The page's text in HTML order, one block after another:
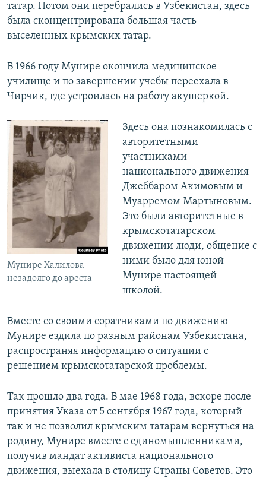
татар. Потом они перебрались в Узбекистан, здесь
была сконцентрирована большая часть
выселенных крымских татар.
В 1966 году Мунире окончила медицинское
училище и по завершении учебы переехала в
Чирчик, где устроилась на работу акушеркой.
Мунире Халилова
незадолго до ареста
Здесь она познакомилась с
авторитетными
участниками
национального движения
Джеббаром Акимовым и
Муарремом Мартыновым.
Это были авторитетные в
крымскотатарском
движении люди, общение с
ними было для юной
Мунире настоящей
школой.
Вместе со своими соратниками по движению
Мунире ездила по разным районам Узбекистана,
распространяя информацию о ситуации с
решением крымскотатарской проблемы.
Так прошло два года. В мае 1968 года, вскоре после
принятия Указа от 5 сентября 1967 года, который
так и не позволил крымским татарам вернуться на
родину, Мунире вместе с единомышленниками,
получив мандат активиста национального
движения, выехала в столицу Страны Советов. Это